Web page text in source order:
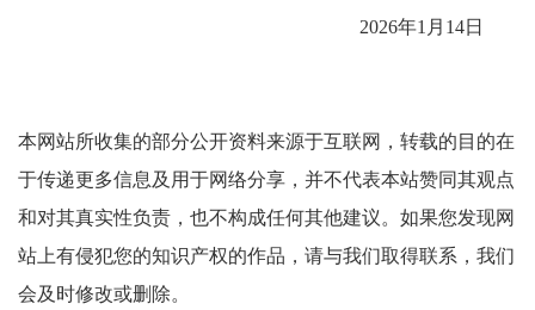
2026年1月14日
本网站所收集的部分公开资料来源于互联网，转载的目的在
于传递更多信息及用于网络分享，并不代表本站赞同其观点
和对其真实性负责，也不构成任何其他建议。如果您发现网
站上有侵犯您的知识产权的作品，请与我们取得联系，我们
会及时修改或删除。